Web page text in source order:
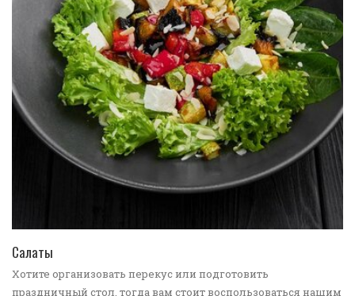
Салаты
Хотите организовать перекус или подготовить
праздничный стол, тогда вам стоит воспользоваться нашим